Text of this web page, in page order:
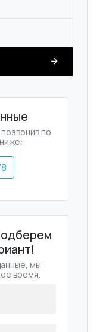
по
мы
время.